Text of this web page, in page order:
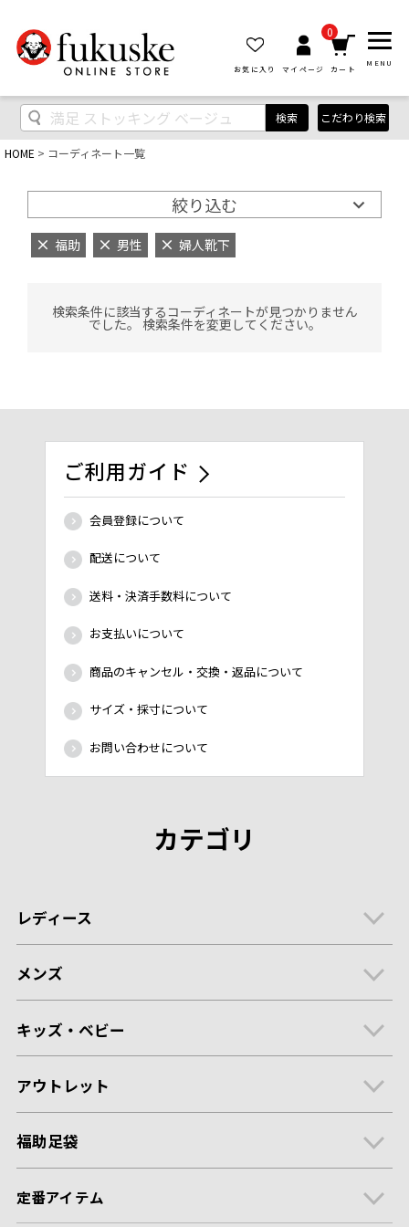
お気に入り マイページ
0
カート
MENU
検索 こだわり検索
HOME コーディネート一覧
絞り込む
福助 男性 婦人靴下
検索条件に該当するコーディネートが見つかりません
でした。 検索条件を変更してください。
ご利用ガイド
会員登録について
配送について
送料・決済手数料について
お支払いについて
商品のキャンセル・交換・返品について
サイズ・採寸について
お問い合わせについて
カテゴリ
レディース
メンズ
キッズ・ベビー
アウトレット
福助足袋
定番アイテム